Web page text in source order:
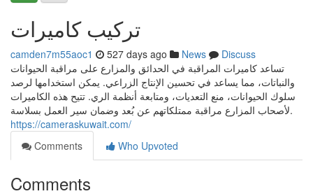
تركيب كاميرات
camden7m55aoc1 527 days ago News
Discuss
تساعد كاميرات المراقبة في الحدائق والمزارع على مراقبة الحيوانات
والنباتات، مما يساعد في تحسين الإنتاج الزراعي. يمكن استخدامها لرصد
سلوك الحيوانات، منع التعديات، ومتابعة أنظمة الري. تتيح هذه الكاميرات
لأصحاب المزارع مراقبة ممتلكاتهم عن بُعد وضمان سير العمل بسلاسة.
https://cameraskuwait.com/
Comments
Who Upvoted
Comments